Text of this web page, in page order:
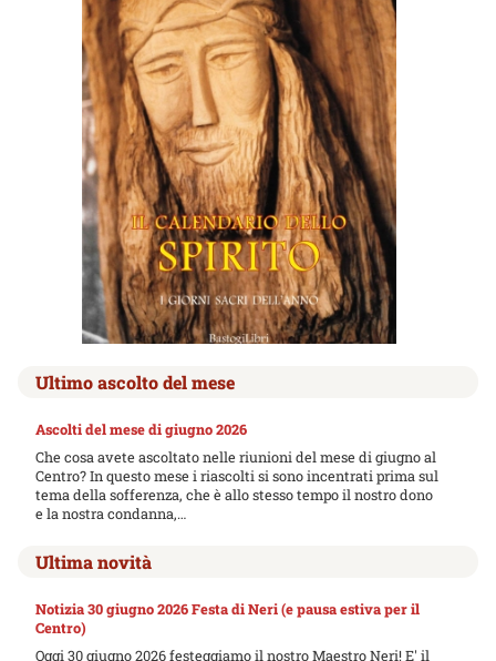
Ultimo ascolto del mese
Ascolti del mese di giugno 2026
Che cosa avete ascoltato nelle riunioni del mese di giugno al
Centro? In questo mese i riascolti si sono incentrati prima sul
tema della sofferenza, che è allo stesso tempo il nostro dono
e la nostra condanna,…
Ultima novità
Notizia 30 giugno 2026 Festa di Neri (e pausa estiva per il
Centro)
Oggi 30 giugno 2026 festeggiamo il nostro Maestro Neri! E' il